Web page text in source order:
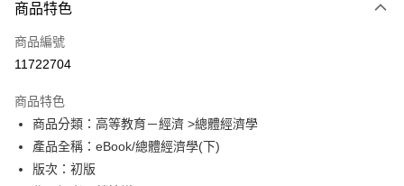
信用卡一次付款
Apple Pay
ATM付款
運送方式
商品特色
商品編號
11722704
商品特色
商品分類：高等教育－經濟 >總體經濟學
產品全稱：eBook/總體經濟學(下)
版次：初版